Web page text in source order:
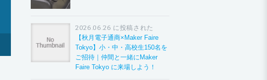
2026.06.26 に投稿された
【秋月電子通商×Maker Faire
Tokyo】小・中・高校生150名を
ご招待｜仲間と一緒にMaker
Faire Tokyo に来場しよう！